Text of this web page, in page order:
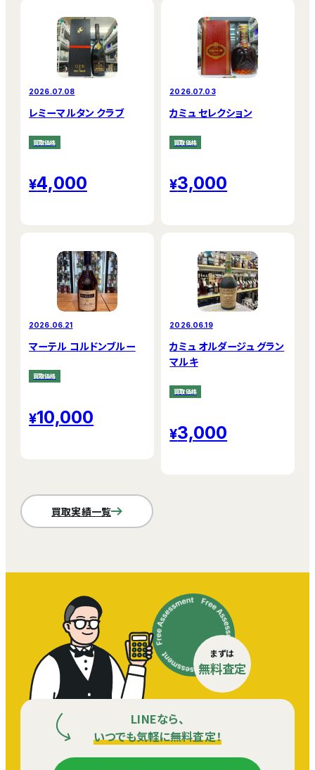
2026.07.08
レミーマルタン クラブ
買取価格
4,000
2026.07.03
カミュ セレクション
買取価格
3,000
2026.06.21
マーテル コルドンブルー
買取価格
10,000
2026.06.19
カミュ オルダージュ グラン
マルキ
買取価格
3,000
買取実績一覧
まずは
無料査定
LINEなら、
いつでも気軽に無料査定！